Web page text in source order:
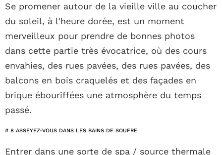
Se promener autour de la vieille ville au coucher
du soleil, à l'heure dorée, est un moment
merveilleux pour prendre de bonnes photos
dans cette partie très évocatrice, où des cours
envahies, des rues pavées, des rues pavées, des
balcons en bois craquelés et des façades en
brique ébouriffées une atmosphère du temps
passé.
# 8 ASSEYEZ-VOUS DANS LES BAINS DE SOUFRE
Entrer dans une sorte de spa / source thermale